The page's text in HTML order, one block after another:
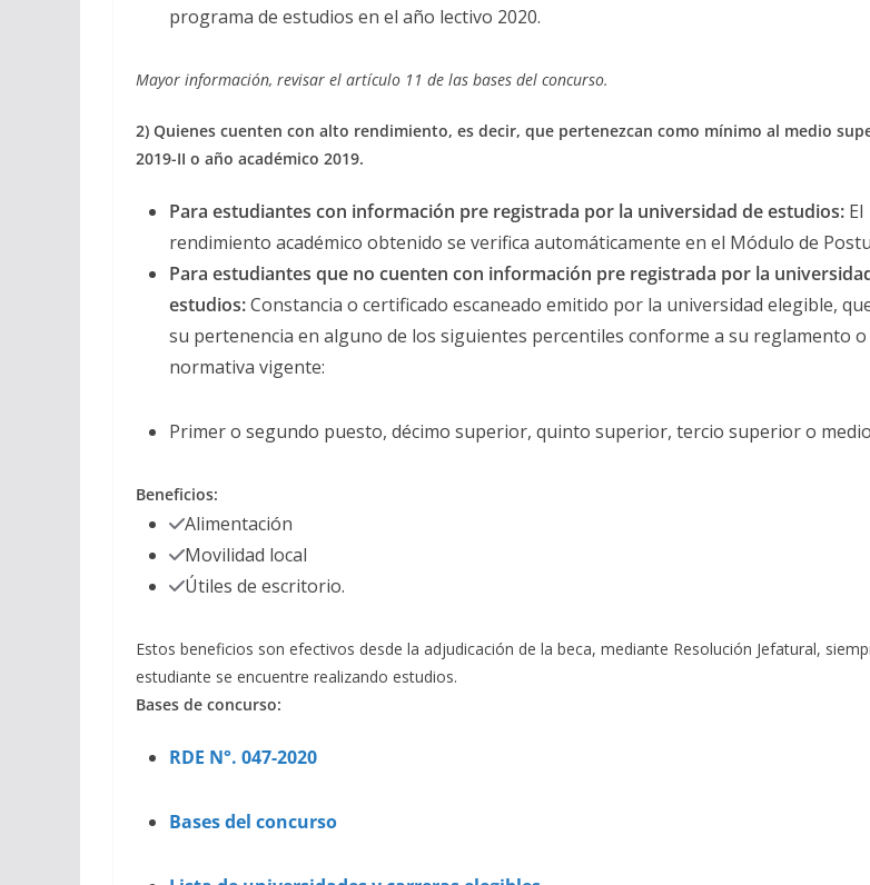
programa de estudios en el año lectivo 2020.
Mayor información, revisar el artículo 11 de las bases del concurso.
2) Quienes cuenten con alto rendimiento, es decir, que pertenezcan como mínimo al medio
2019-II o año académico 2019.
Para estudiantes con información pre registrada por la universidad de estudios: El
rendimiento académico obtenido se verifica automáticamente en el Módulo de
Para estudiantes que no cuenten con información pre registrada por la
estudios:Constancia o certificado escaneado emitido por la universidad elegible,
su pertenencia en alguno de los siguientes percentiles conforme a su reglamento o
normativa vigente:
Primer o segundo puesto, décimo superior, quinto superior, tercio superior o
Beneficios:
Alimentación
Movilidad local
Útiles de escritorio.
Estos beneficios son efectivos desde la adjudicación de la beca, mediante Resolución Jefatural,
estudiante se encuentre realizando estudios.
Bases de concurso:
RDE N°. 047-2020
Bases del concurso